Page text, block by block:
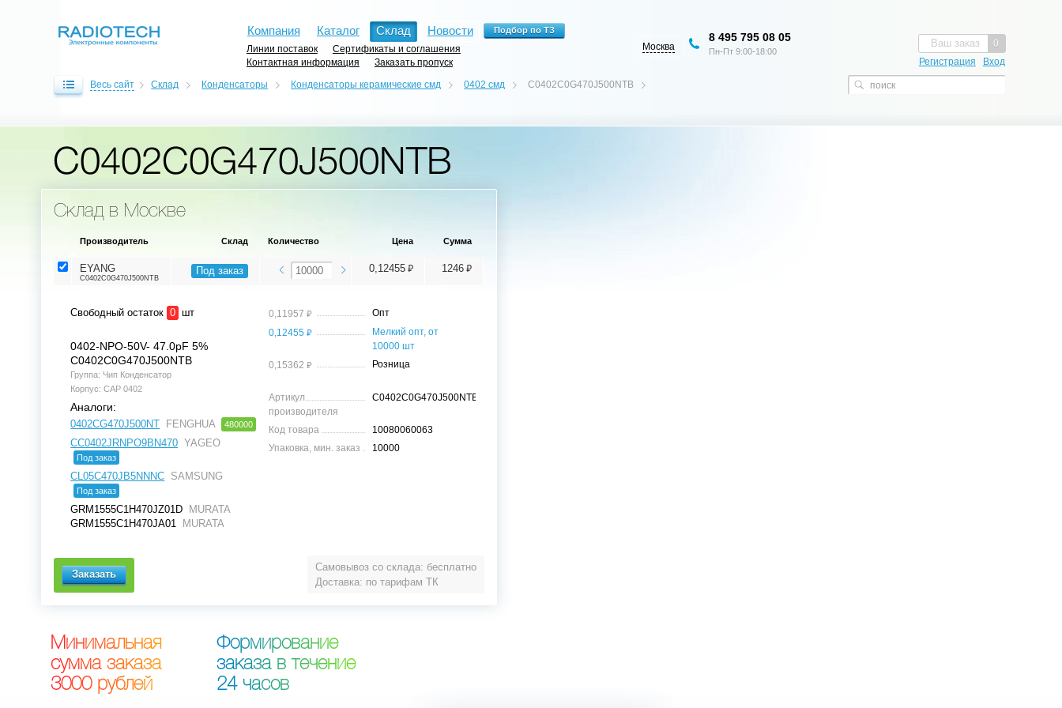
Компания Каталог Склад Новости
Линии поставок
Сертификаты и соглашения
Контактная информация
Заказать пропуск
0
Ваш заказ
Регистрация Вход
Москва
8 495 795 08 05
Пн-Пт 9:00-18:00
Весь сайт Склад Конденсаторы Конденсаторы керамические смд 0402 смд C0402C0G470J500NTB
C0402C0G470J500NTB
Склад в Москве
Самовывоз со склада: бесплатно
Доставка: по тарифам ТК
Производитель Склад Количество Цена Сумма
EYANG
C0402C0G470J500NTB
Под заказ 0,12455 ⃏ 1246 ⃏
Свободный остаток 0 шт
0402-NPO-50V- 47.0pF 5%
C0402C0G470J500NTB
Группа: Чип Конденсатор
Корпус: CAP 0402
Аналоги:
0402CG470J500NT FENGHUA 480000
CC0402JRNPO9BN470 YAGEO
Под заказ
CL05C470JB5NNNC SAMSUNG
Под заказ
GRM1555C1H470JZ01D
MURATA
GRM1555C1H470JA01
MURATA
0,11957 ⃏
Опт
0,12455 ⃏
Мелкий опт, от
10000 шт
0,15362 ⃏ Розница
Артикул
производителя
C0402C0G470J500NTB
Код товара
10080060063
Упаковка, мин. заказ
10000
Минимальная
сумма заказа
3000 рублей
Формирование
заказа в течение
24 часов